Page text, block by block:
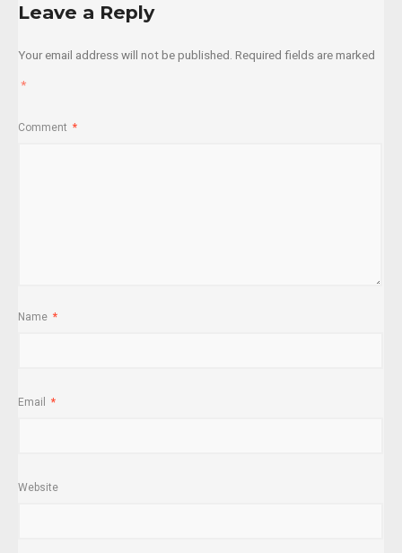
Leave a Reply
Your email address will not be published. Required fields are marked
*
Comment *
Name *
Email *
Website